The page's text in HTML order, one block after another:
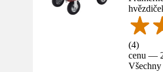
(4)
cenu —